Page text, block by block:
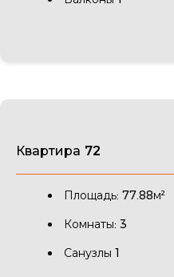
Квартира 72
Площадь: 77.88м²
Комнаты: 3
Санузлы 1